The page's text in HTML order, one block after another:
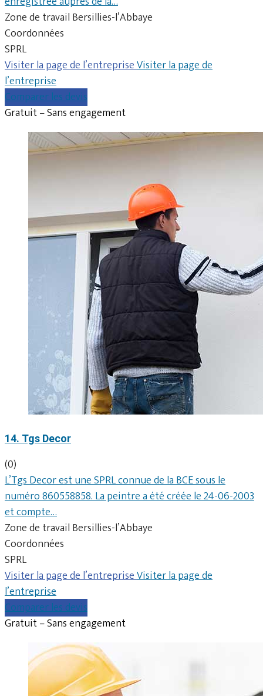
Zone de travail Bersillies-l’Abbaye
Coordonnées
SPRL
Visiter la page de l’entrepriseVisiter la page de
l’entreprise
Comparer les devis
Gratuit – Sans engagement
14. Tgs Decor
(0)
L’Tgs Decor est une SPRL connue de la BCE sous le
numéro 860558858. La peintre a été créée le 24-06-2003
et compte…
Zone de travail Bersillies-l’Abbaye
Coordonnées
SPRL
Visiter la page de l’entrepriseVisiter la page de
l’entreprise
Comparer les devis
Gratuit – Sans engagement